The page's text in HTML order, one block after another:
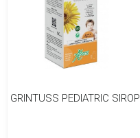
GRINTUSS PEDIATRIC SIROP